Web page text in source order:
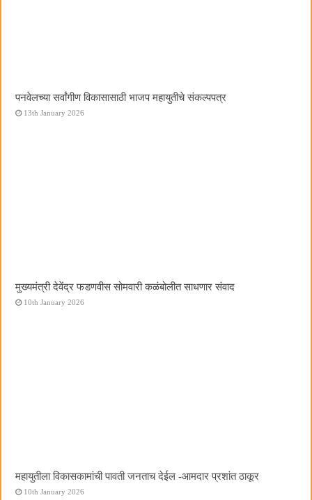
पनवेलच्या सर्वांगीण विकासासाठी भाजप महायुतीचे संकल्पपत्र
13th January 2026
मुख्यमंत्री देवेंद्र फडणवीस सोमवारी कळंबोलीत साधणार संवाद
10th January 2026
महायुतीला विकासकामांची पावती जनताच देईल -आमदार प्रशांत ठाकूर
10th January 2026